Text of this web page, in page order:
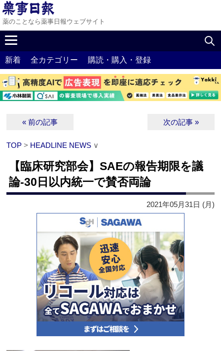
薬のことなら薬事日報ウェブサイト
新着 全カテゴリー 購読・購入・登録
« 前の記事 次の記事 »
TOP > HEADLINE NEWS ∨
【臨床研究部会】SAEの報告期限を議
論‐30日以内統一で賛否両論
2021年05月31日 (月)